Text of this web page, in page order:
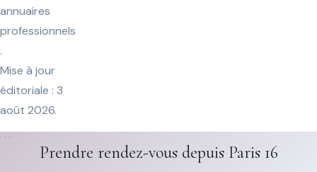
annuaires
professionnels
.
Mise à jour
éditoriale : 3
août 2026.
Prendre rendez-vous depuis Paris 16